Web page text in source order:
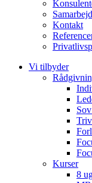
Kontakt
Vi tilbyder
Kurser
8